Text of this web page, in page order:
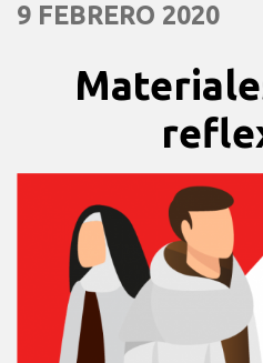
9 FEBRERO 2020